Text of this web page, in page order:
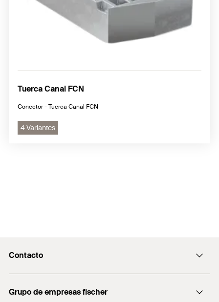
Tuerca Canal FCN
Conector - Tuerca Canal FCN
4 Variantes
Contacto
Recepcion@fischer.com.ar
Grupo de empresas fischer